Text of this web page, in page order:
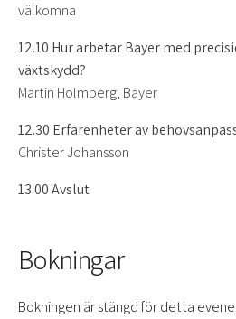
välkomna
12.10 Hur arbetar Bayer med
växtskydd?
Martin Holmberg, Bayer
12.30 Erfarenheter av
Christer Johansson
13.00 Avslut
Bokningar
Bokningen är stängd för detta